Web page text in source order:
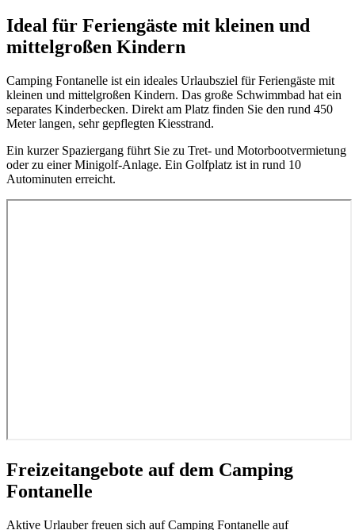
Ideal für Feriengäste mit kleinen und
mittelgroßen Kindern
Camping Fontanelle ist ein ideales Urlaubsziel für Feriengäste mit
kleinen und mittelgroßen Kindern. Das große Schwimmbad hat ein
separates Kinderbecken. Direkt am Platz finden Sie den rund 450
Meter langen, sehr gepflegten Kiesstrand.
Ein kurzer Spaziergang führt Sie zu Tret- und Motorbootvermietung
oder zu einer Minigolf-Anlage. Ein Golfplatz ist in rund 10
Autominuten erreicht.
Freizeitangebote auf dem Camping
Fontanelle
Aktive Urlauber freuen sich auf Camping Fontanelle auf